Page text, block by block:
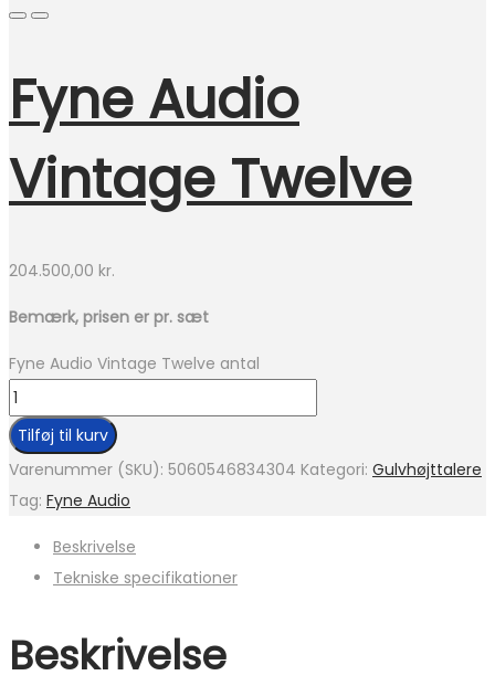
Fyne Audio
Vintage Twelve
204.500,00 kr.
Bemærk, prisen er pr. sæt
Fyne Audio Vintage Twelve antal
Tilføj til kurv
Varenummer (SKU): 5060546834304 Kategori: Gulvhøjttalere
Tag: Fyne Audio
Beskrivelse
Tekniske specifikationer
Beskrivelse